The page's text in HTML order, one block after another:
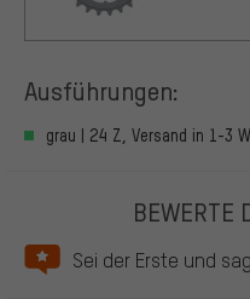
Ausführungen:
grau | 24 Z, Versand in 1-3
BEWERTE
Sei der Erste und